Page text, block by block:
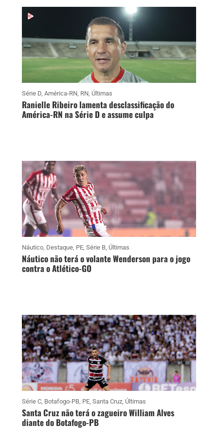
Série D, América-RN, RN, Últimas
Ranielle Ribeiro lamenta desclassificação do
América-RN na Série D e assume culpa
Náutico, Destaque, PE, Série B, Últimas
Náutico não terá o volante Wenderson para o jogo
contra o Atlético-GO
Série C, Botafogo-PB, PE, Santa Cruz, Últimas
Santa Cruz não terá o zagueiro William Alves
diante do Botafogo-PB